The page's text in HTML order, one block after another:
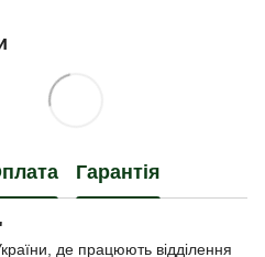
Гарантія
де працюють відділення